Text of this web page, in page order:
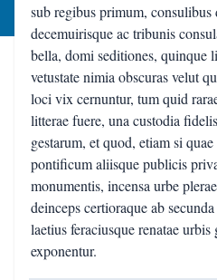
sub regibus primum, consulibus
decemuirisque ac tribunis
bella, domi seditiones, quinque
vetustate nimia obscuras velut
loci vix cernuntur, tum quid
litterae fuere, una custodia
gestarum, et quod, etiam si
pontificum aliisque publicis
monumentis, incensa urbe
deinceps certioraque ab
laetius feraciusque renatae
exponentur.